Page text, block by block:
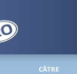
CĂTRE